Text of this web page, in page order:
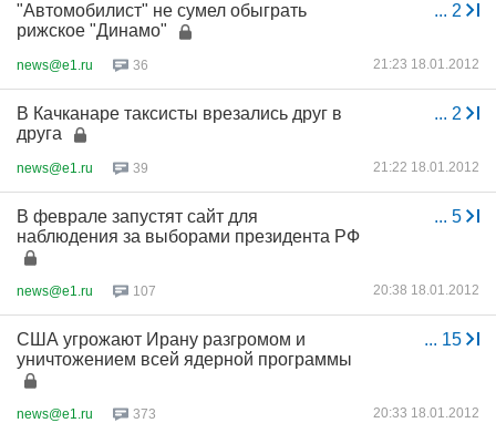
... 2
"Автомобилист" не сумел обыграть
рижское "Динамо"
news@e1.ru 36 21:23 18.01.2012
... 2
В Качканаре таксисты врезались друг в
друга
news@e1.ru 39 21:22 18.01.2012
... 5
В феврале запустят сайт для
наблюдения за выборами президента РФ
news@e1.ru 107 20:38 18.01.2012
... 15
США угрожают Ирану разгромом и
уничтожением всей ядерной программы
news@e1.ru 373 20:33 18.01.2012